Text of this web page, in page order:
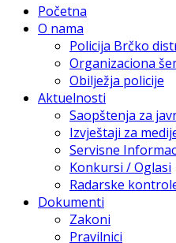
Početna
O nama
Policija Brčko
Organizaciona
Obilježja policije
Aktuelnosti
Saopštenja za
Izvještaji za
Servisne
Konkursi / Oglasi
Radarske
Dokumenti
Zakoni
Pravilnici